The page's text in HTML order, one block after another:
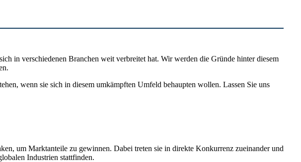
in verschiedenen Branchen weit verbreitet hat. Wir werden die Gründe hinter diesem
wenn sie sich in diesem umkämpften Umfeld behaupten wollen. Lassen Sie uns
um Marktanteile zu gewinnen. Dabei treten sie in direkte Konkurrenz zueinander und
Industrien stattfinden.